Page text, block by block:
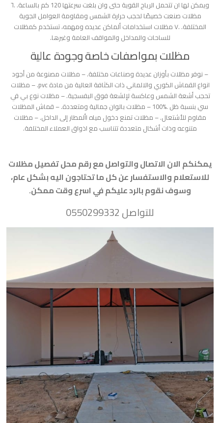
ويمكن لها ان تتحمل الرياح القوية حتى وان بلغت سرعتها 120 كم بالساعة. .٦
مظلات صنعت خصيصًا لحجب حرارة الشمس ومقاومة العوامل الجوية
المختلفة. .٧ مظلات استخدامات ألماكن عديده ومهمه، تستخدم كمظلات
للساحات والمداخل والمواقف العامة وغيرها.
مظلات بمواصفات خاصة وجودة عالية
– نوفر مظلات بأوزان عديدة وصناعات مختلفة. – مظلات مصنوعة من أجود
انواع القماش الكوري والالماني ذات الكثافة العالية من مادة pvc. – مظلات
تحجب أشعة الشمس وعاكسة لإلشعة فوق البفسجية. – مظلات نوع بي في
سي بنسبة ظل .%100 – مظلات بالوان جمالية ومتعددة. – قماش المظلات
مقاوم للأشتعال. – مظلات تمنع دخول مياه األمطار إلى الداخل. – مظلات
متنوعه وذات أشكال متعددة تتناسب مع اذواق العملاء المختلفة.
يمكنكم الان الاتصال والتواصل مع رقم محل تفصيل مظلات
للاستعلام والاستفسار عن كل ما تحتاجون اليه بشكل عام،
وسوف نقوم بالرد عليكم في اسرع وقت ممكن.
للتواصل 0550299332